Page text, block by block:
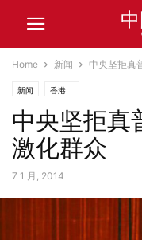
Home 新闻 中央坚拒真
新闻 香港
中央坚拒
激化群众
7 1 月, 2014